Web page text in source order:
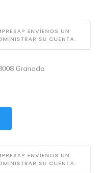
ENVÍENOS UN
SU CUENTA.
Granada
ENVÍENOS UN
SU CUENTA.